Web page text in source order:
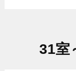
31室